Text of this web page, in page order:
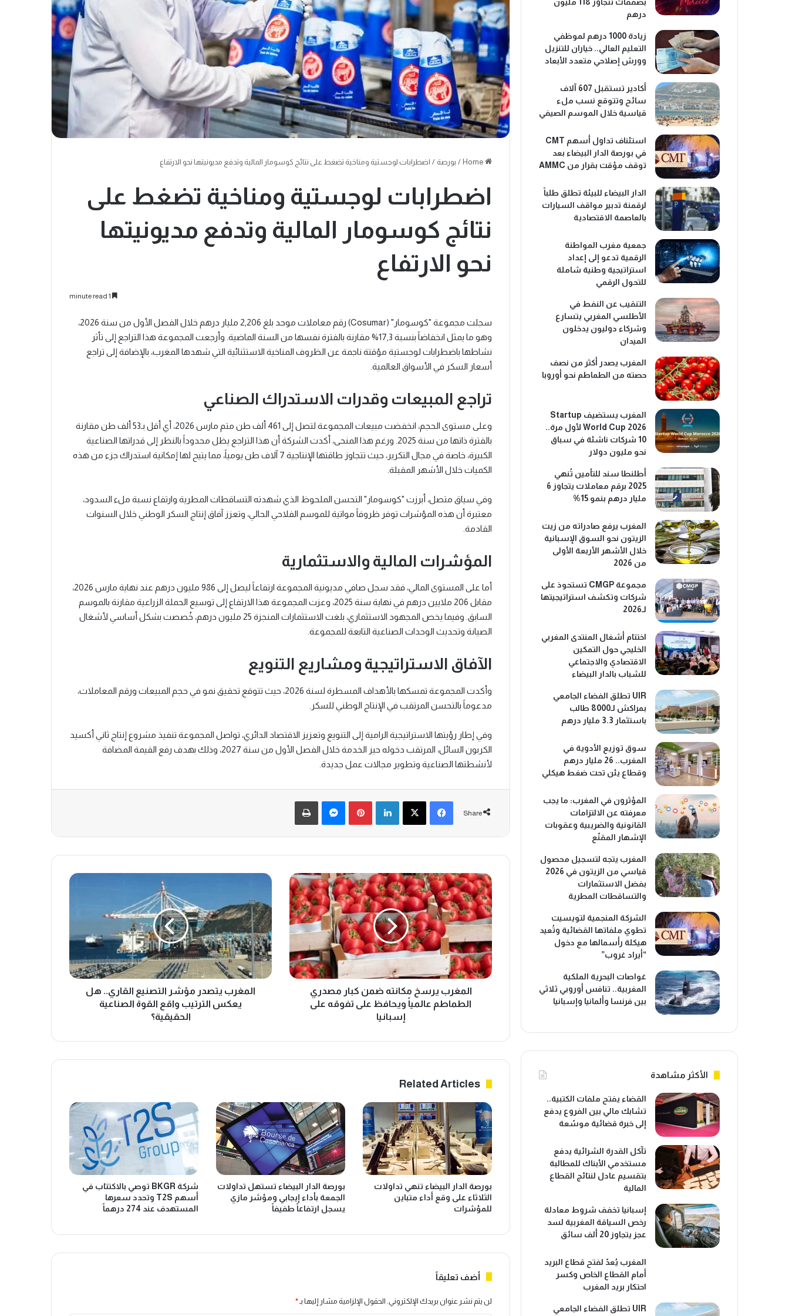
/ بورصة / اضطرابات لوجستية ومناخية تضغط على نتائج كوسومار المالية وتدفع مديونيتها نحو الارتفاع
اضطرابات لوجستية ومناخية تضغط على
نتائج كوسومار المالية وتدفع مديونيتها
نحو الارتفاع
سجلت مجموعة "كوسومار" (Cosumar) رقم معاملات موحد بلغ 2,206 مليار درهم خلال الفصل الأول من سنة 2026،
وهو ما يمثل انخفاضاً بنسبة 17,3% مقارنة بالفترة نفسها من السنة الماضية. وأرجعت المجموعة هذا التراجع إلى تأثر
نشاطها باضطرابات لوجستية مؤقتة ناجمة عن الظروف المناخية الاستثنائية التي شهدها المغرب، بالإضافة إلى تراجع
أسعار السكر في الأسواق العالمية.
تراجع المبيعات وقدرات الاستدراك الصناعي
وعلى مستوى الحجم، انخفضت مبيعات المجموعة لتصل إلى 461 ألف طن متم مارس 2026، أي أقل بـ53 ألف طن مقارنة
بالفترة ذاتها من سنة 2025. ورغم هذا المنحى، أكدت الشركة أن هذا التراجع يظل محدوداً بالنظر إلى قدراتها الصناعية
الكبيرة، خاصة في مجال التكرير، حيث تتجاوز طاقتها الإنتاجية 7 آلاف طن يومياً، مما يتيح لها إمكانية استدراك جزء من هذه
الكميات خلال الأشهر المقبلة.
وفي سياق متصل، أبرزت "كوسومار" التحسن الملحوظ الذي شهدته التساقطات المطرية وارتفاع نسبة ملء السدود،
معتبرة أن هذه المؤشرات توفر ظروفاً مواتية للموسم الفلاحي الحالي، وتعزز آفاق إنتاج السكر الوطني خلال السنوات
القادمة.
المؤشرات المالية والاستثمارية
أما على المستوى المالي، فقد سجل صافي مديونية المجموعة ارتفاعاً ليصل إلى 986 مليون درهم عند نهاية مارس 2026،
مقابل 206 ملايين درهم في نهاية سنة 2025، وعزت المجموعة هذا الارتفاع إلى توسيع الحملة الزراعية مقارنة بالموسم
السابق. وفيما يخص المجهود الاستثماري، بلغت الاستثمارات المنجزة 25 مليون درهم، خُصصت بشكل أساسي لأشغال
الصيانة وتحديث الوحدات الصناعية التابعة للمجموعة.
الآفاق الاستراتيجية ومشاريع التنويع
وأكدت المجموعة تمسكها بالأهداف المسطرة لسنة 2026، حيث تتوقع تحقيق نمو في حجم المبيعات ورقم المعاملات،
مدعوماً بالتحسن المرتقب في الإنتاج الوطني للسكر.
وفي إطار رؤيتها الاستراتيجية الرامية إلى التنويع وتعزيز الاقتصاد الدائري، تواصل المجموعة تنفيذ مشروع إنتاج ثاني أكسيد
الكربون السائل، المرتقب دخوله حيز الخدمة خلال الفصل الأول من سنة 2027، وذلك بهدف رفع القيمة المضافة
لأنشطتها الصناعية وتطوير مجالات عمل جديدة.
Share
Facebook
X
LinkedIn
ا
ل
م
غ
ر
ب
ي
ر
س
ن
م
ن
ك
ب
ا
ر
م
ص
د
ر
ي
ل
ا
م
المغرب يرسخ مكانته ضمن كبار مصدري
الطماطم عالمياً ويحافظ على تفوقه على
إسبانيا
ا
م
غ
ر
ب
ي
ص
ش
ص
ن
ي
ع
ا
ل
ق
ا
ر
.
المغرب يتصدر مؤشر التصنيع القاري.. هل
يعكس الترتيب واقع القوة الصناعية
الحقيقية؟
Related Articles
بورصة الدار البيضاء تنهي تداولات
الثلاثاء على وقع أداء متباين
للمؤشرات
بورصة الدار البيضاء تستهل تداولات
الجمعة بأداء إيجابي ومؤشر مازي
يسجل ارتفاعاً طفيفاً
شركة BKGR توصي بالاكتتاب في
أسهم T2S وتحدد سعرها
المستهدف عند 274 درهماً
أضف تعليقاً
لن يتم نشر عنوان بريدك الإلكتروني. الحقول الإلزامية مشار إليها بـ *
درهم
زيادة 1000 درهم لموظفي
التعليم العالي.. خياران للتنزيل
وورش إصلاحي متعدد الأبعاد
أكادير تستقبل 607 آلاف
سائح وتتوقع نسب ملء
قياسية خلال الموسم الصيفي
استئناف تداول أسهم CMT
في بورصة الدار البيضاء بعد
توقف مؤقت بقرار من AMMC
الدار البيضاء للبيئة تطلق طلباً
لرقمنة تدبير مواقف السيارات
بالعاصمة الاقتصادية
جمعية مغرب المواطنة
الرقمية تدعو إلى إعداد
استراتيجية وطنية شاملة
للتحول الرقمي
التنقيب عن النفط في
الأطلسي المغربي يتسارع
وشركاء دوليون يدخلون
الميدان
المغرب يصدر أكثر من نصف
حصته من الطماطم نحو أوروبا
المغرب يستضيف Startup
World Cup 2026 لأول مرة..
10 شركات ناشئة في سباق
نحو مليون دولار
أطلنطا سند للتأمين تُنهي
2025 برقم معاملات يتجاوز 6
مليار درهم بنمو 15%
المغرب يرفع صادراته من زيت
الزيتون نحو السوق الإسبانية
خلال الأشهر الأربعة الأولى
من 2026
مجموعة CMGP تستحوذ على
شركات وتكشف استراتيجيتها
لـ2026
اختتام أشغال المنتدى المغربي
الخليجي حول التمكين
الاقتصادي والاجتماعي
للشباب بالدار البيضاء
UIR تطلق الفضاء الجامعي
بمراكش لـ8000 طالب
باستثمار 3.3 مليار درهم
سوق توزيع الأدوية في
المغرب.. 26 مليار درهم
وقطاع يئن تحت ضغط هيكلي
المؤثرون في المغرب: ما يجب
معرفته عن الالتزامات
القانونية والضريبية وعقوبات
الإشهار المقنّع
المغرب يتجه لتسجيل محصول
قياسي من الزيتون في 2026
بفضل الاستثمارات
والتساقطات المطرية
الشركة المنجمية لتويسيت
تطوي ملفاتها القضائية وتُعيد
هيكلة رأسمالها مع دخول
“أيراد غروب”
غواصات البحرية الملكية
المغربية.. تنافس أوروبي ثلاثي
بين فرنسا وألمانيا وإسبانيا
الأكثر مشاهدة
القضاء يفتح ملفات الكتبية..
تشابك مالي بين الفروع يدفع
إلى خبرة قضائية موسّعة
تآكل القدرة الشرائية يدفع
مستخدمي الأبناك للمطالبة
بتقسيم عادل لنتائج القطاع
المالية
إسبانيا تخفف شروط معادلة
رخص السياقة المغربية لسد
عجز يتجاوز 20 ألف سائق
المغرب يُعدّ لفتح قطاع البريد
أمام القطاع الخاص وكسر
احتكار بريد المغرب
UIR تطلق الفضاء الجامعي